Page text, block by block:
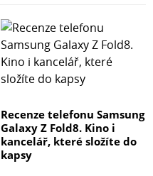
Recenze telefonu Samsung
Galaxy Z Fold8. Kino i
kancelář, které složíte do
kapsy